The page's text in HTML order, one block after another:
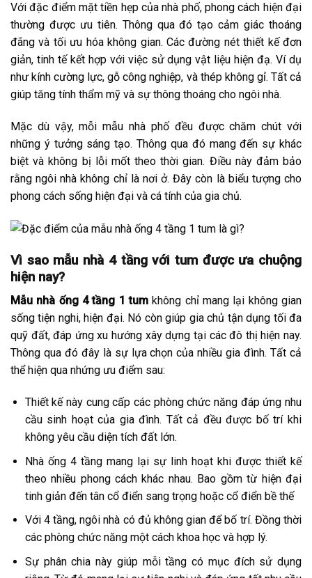
Với đặc điểm mặt tiền hẹp của nhà phố, phong cách hiện đại
thường được ưu tiên. Thông qua đó tạo cảm giác thoáng
đãng và tối ưu hóa không gian. Các đường nét thiết kế đơn
giản, tinh tế kết hợp với việc sử dụng vật liệu hiện đạ. Ví dụ
như kính cường lực, gỗ công nghiệp, và thép không gỉ. Tất cả
giúp tăng tính thẩm mỹ và sự thông thoáng cho ngôi nhà.
Mặc dù vậy, mỗi mẫu nhà phố đều được chăm chút với
những ý tưởng sáng tạo. Thông qua đó mang đến sự khác
biệt và không bị lỗi mốt theo thời gian. Điều này đảm bảo
rằng ngôi nhà không chỉ là nơi ở. Đây còn là biểu tượng cho
phong cách sống hiện đại và cá tính của gia chủ.
Vì sao mẫu nhà 4 tầng với tum được ưa chuộng
hiện nay?
Mẫu nhà ống 4 tầng 1 tum không chỉ mang lại không gian
sống tiện nghi, hiện đại. Nó còn giúp gia chủ tận dụng tối đa
quỹ đất, đáp ứng xu hướng xây dựng tại các đô thị hiện nay.
Thông qua đó đây là sự lựa chọn của nhiều gia đình. Tất cả
thể hiện qua nhứng ưu điểm sau:
Thiết kế này cung cấp các phòng chức năng đáp ứng nhu
cầu sinh hoạt của gia đình. Tất cả đều được bố trí khi
không yêu cầu diện tích đất lớn.
Nhà ống 4 tầng mang lại sự linh hoạt khi được thiết kế
theo nhiều phong cách khác nhau. Bao gồm từ hiện đại
tinh giản đến tân cổ điển sang trọng hoặc cổ điển bề thế
Với 4 tầng, ngôi nhà có đủ không gian để bố trí. Đồng thời
các phòng chức năng một cách khoa học và hợp lý.
Sự phân chia này giúp mỗi tầng có mục đích sử dụng